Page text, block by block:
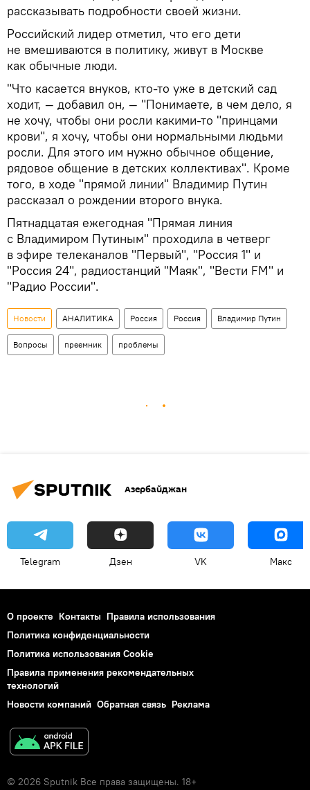
рассказывать подробности своей жизни.
Российский лидер отметил, что его дети
не вмешиваются в политику, живут в Москве
как обычные люди.
"Что касается внуков, кто-то уже в детский сад
ходит, — добавил он, — "Понимаете, в чем дело, я
не хочу, чтобы они росли какими-то "принцами
крови", я хочу, чтобы они нормальными людьми
росли. Для этого им нужно обычное общение,
рядовое общение в детских коллективах". Кроме
того, в ходе "прямой линии" Владимир Путин
рассказал о рождении второго внука.
Пятнадцатая ежегодная "Прямая линия
с Владимиром Путиным" проходила в четверг
в эфире телеканалов "Первый", "Россия 1" и
"Россия 24", радиостанций "Маяк", "Вести FM" и
"Радио России".
Новости АНАЛИТИКА Россия Россия Владимир Путин
Вопросы преемник проблемы
Азербайджан
Telegram Дзен VK Макс
О проекте Контакты Правила использования
Политика конфиденциальности
Политика использования Cookie
Правила применения рекомендательных
технологий
Новости компаний Обратная связь Реклама
© 2026 Sputnik Все права защищены. 18+